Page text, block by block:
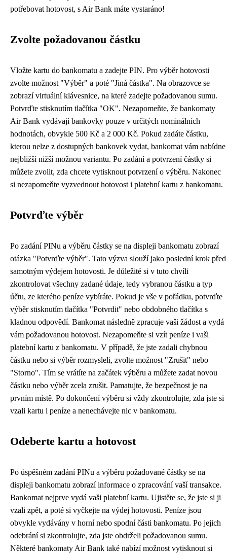
potřebovat hotovost, s Air Bank máte vystaráno!
Zvolte požadovanou částku
Vložte kartu do bankomatu a zadejte PIN. Pro výběr hotovosti
zvolte možnost "Výběr" a poté "Jiná částka". Na obrazovce se
zobrazí virtuální klávesnice, na které zadejte požadovanou sumu.
Potvrďte stisknutím tlačítka "OK". Nezapomeňte, že bankomaty
Air Bank vydávají bankovky pouze v určitých nominálních
hodnotách, obvykle 500 Kč a 2 000 Kč. Pokud zadáte částku,
kterou nelze z dostupných bankovek vydat, bankomat vám nabídne
nejbližší nižší možnou variantu. Po zadání a potvrzení částky si
můžete zvolit, zda chcete vytisknout potvrzení o výběru. Nakonec
si nezapomeňte vyzvednout hotovost i platební kartu z bankomatu.
Potvrďte výběr
Po zadání PINu a výběru částky se na displeji bankomatu zobrazí
otázka "Potvrďte výběr". Tato výzva slouží jako poslední krok před
samotným výdejem hotovosti. Je důležité si v tuto chvíli
zkontrolovat všechny zadané údaje, tedy vybranou částku a typ
účtu, ze kterého peníze vybíráte. Pokud je vše v pořádku, potvrďte
výběr stisknutím tlačítka "Potvrdit" nebo obdobného tlačítka s
kladnou odpovědí. Bankomat následně zpracuje vaši žádost a vydá
vám požadovanou hotovost. Nezapomeňte si vzít peníze i vaši
platební kartu z bankomatu. V případě, že jste zadali chybnou
částku nebo si výběr rozmysleli, zvolte možnost "Zrušit" nebo
"Storno". Tím se vrátíte na začátek výběru a můžete zadat novou
částku nebo výběr zcela zrušit. Pamatujte, že bezpečnost je na
prvním místě. Po dokončení výběru si vždy zkontrolujte, zda jste si
vzali kartu i peníze a nenechávejte nic v bankomatu.
Odeberte kartu a hotovost
Po úspěšném zadání PINu a výběru požadované částky se na
displeji bankomatu zobrazí informace o zpracování vaší transakce.
Bankomat nejprve vydá vaši platební kartu. Ujistěte se, že jste si ji
vzali zpět, a poté si vyčkejte na výdej hotovosti. Peníze jsou
obvykle vydávány v horní nebo spodní části bankomatu. Po jejich
odebrání si zkontrolujte, zda jste obdrželi požadovanou sumu.
Některé bankomaty Air Bank také nabízí možnost vytisknout si